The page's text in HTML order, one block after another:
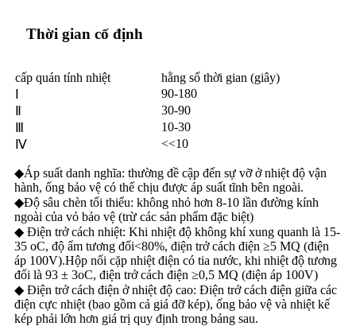
Thời gian cố định
cấp quán tính nhiệt
hằng số thời gian (giây)
90-180
30-90
10-30
Ⅳ
<<10
◆Áp suất danh nghĩa: thường đề cập đến sự vỡ ở nhiệt độ vận
hành, ống bảo vệ có thể chịu được áp suất tĩnh bên ngoài.
◆Độ sâu chèn tối thiểu: không nhỏ hơn 8-10 lần đường kính
ngoài của vỏ bảo vệ (trừ các sản phẩm đặc biệt)
◆ Điện trở cách nhiệt: Khi nhiệt độ không khí xung quanh là 15-
35 oC, độ ẩm tương đối<80%, điện trở cách điện ≥5 MQ (điện
áp 100V).Hộp nối cặp nhiệt điện có tia nước, khi nhiệt độ tương
đối là 93 ± 3oC, điện trở cách điện ≥0,5 MQ (điện áp 100V)
◆ Điện trở cách điện ở nhiệt độ cao: Điện trở cách điện giữa các
điện cực nhiệt (bao gồm cả giá đỡ kép), ống bảo vệ và nhiệt kế
kép phải lớn hơn giá trị quy định trong bảng sau.